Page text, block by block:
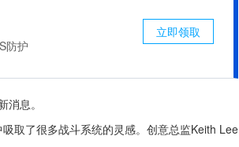
防护
立即领取
息。
取了很多战斗系统的灵感。创意总监Keith Lee